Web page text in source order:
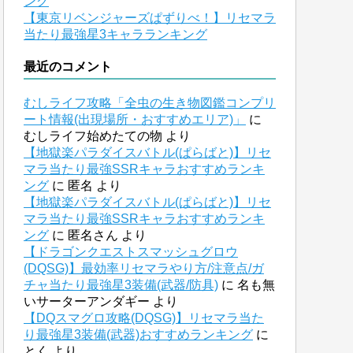
【東京リベンジャーズぱずりべ！】リセマラ
当たり最強星3キャラランキング
最近のコメント
むしライフ攻略「全虫の生き物図鑑コンプリ
ート情報(出現場所・おすすめエリア)」
に
むしライフ始めたての物 より
【地獄楽パラダイスバトル(ぱらばと)】リセ
マラ当たり最強SSRキャラおすすめランキ
ング に 匿名 より
【地獄楽パラダイスバトル(ぱらばと)】リセ
マラ当たり最強SSRキャラおすすめランキ
ング に 匿名さん より
【ドラゴンクエストスマッシュグロウ
(DQSG)】最効率リセマラやり方/注意点/ガ
チャ当たり最強星3装備(武器/防具) に 名も無
いサーターアンダギー より
【DQスマグロ攻略(DQSG)】リセマラ当た
り最強星3装備(武器)おすすめランキング に